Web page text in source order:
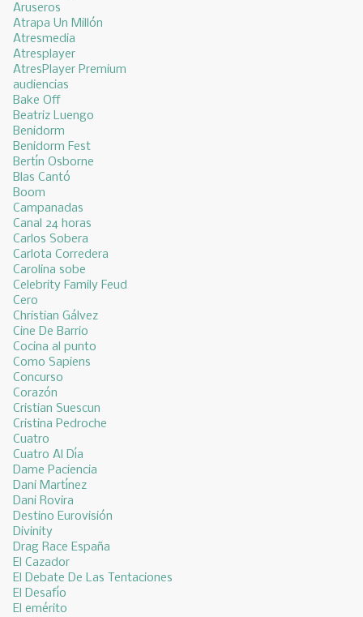
Aruseros
Atrapa Un Millón
Atresmedia
Atresplayer
AtresPlayer Premium
audiencias
Bake Off
Beatriz Luengo
Benidorm
Benidorm Fest
Bertín Osborne
Blas Cantó
Boom
Campanadas
Canal 24 horas
Carlos Sobera
Carlota Corredera
Carolina sobe
Celebrity Family Feud
Cero
Christian Gálvez
Cine De Barrio
Cocina al punto
Como Sapiens
Concurso
Corazón
Cristian Suescun
Cristina Pedroche
Cuatro
Cuatro Al Día
Dame Paciencia
Dani Martínez
Dani Rovira
Destino Eurovisión
Divinity
Drag Race España
El Cazador
El Debate De Las Tentaciones
El Desafío
El emérito